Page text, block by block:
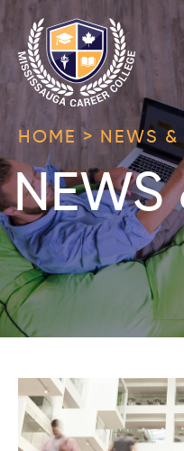
Skip
to
content
Mississauga
Career
College
HOME > NEWS &
NEWS